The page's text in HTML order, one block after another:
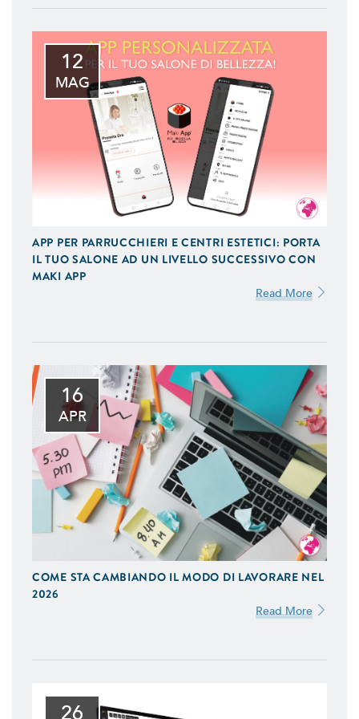
12
MAG
APP PER PARRUCCHIERI E CENTRI ESTETICI: PORTA
IL TUO SALONE AD UN LIVELLO SUCCESSIVO CON
MAKI APP
Read More
16
APR
COME STA CAMBIANDO IL MODO DI LAVORARE NEL
2026
Read More